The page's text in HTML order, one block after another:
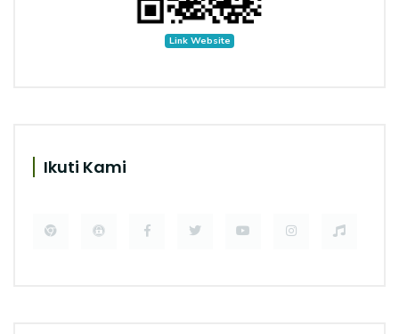
Link Website
Ikuti Kami